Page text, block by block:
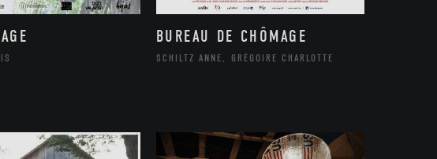
BUREAU DE CHÔMAGE
SCHILTZ ANNE, GRÉGOIRE CHARLOTTE